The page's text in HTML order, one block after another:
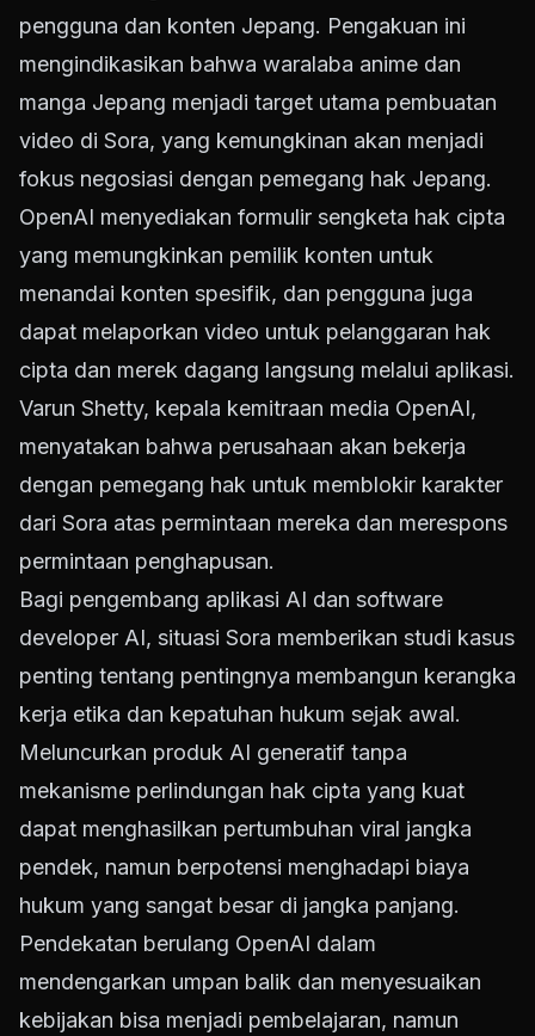
pengguna dan konten Jepang. Pengakuan ini
mengindikasikan bahwa waralaba anime dan
manga Jepang menjadi target utama pembuatan
video di Sora, yang kemungkinan akan menjadi
fokus negosiasi dengan pemegang hak Jepang.
OpenAI menyediakan formulir sengketa hak cipta
yang memungkinkan pemilik konten untuk
menandai konten spesifik, dan pengguna juga
dapat melaporkan video untuk pelanggaran hak
cipta dan merek dagang langsung melalui aplikasi.
Varun Shetty, kepala kemitraan media OpenAI,
menyatakan bahwa perusahaan akan bekerja
dengan pemegang hak untuk memblokir karakter
dari Sora atas permintaan mereka dan merespons
permintaan penghapusan.
Bagi pengembang aplikasi AI dan software
developer AI, situasi Sora memberikan studi kasus
penting tentang pentingnya membangun kerangka
kerja etika dan kepatuhan hukum sejak awal.
Meluncurkan produk AI generatif tanpa
mekanisme perlindungan hak cipta yang kuat
dapat menghasilkan pertumbuhan viral jangka
pendek, namun berpotensi menghadapi biaya
hukum yang sangat besar di jangka panjang.
Pendekatan berulang OpenAI dalam
mendengarkan umpan balik dan menyesuaikan
kebijakan bisa menjadi pembelajaran, namun